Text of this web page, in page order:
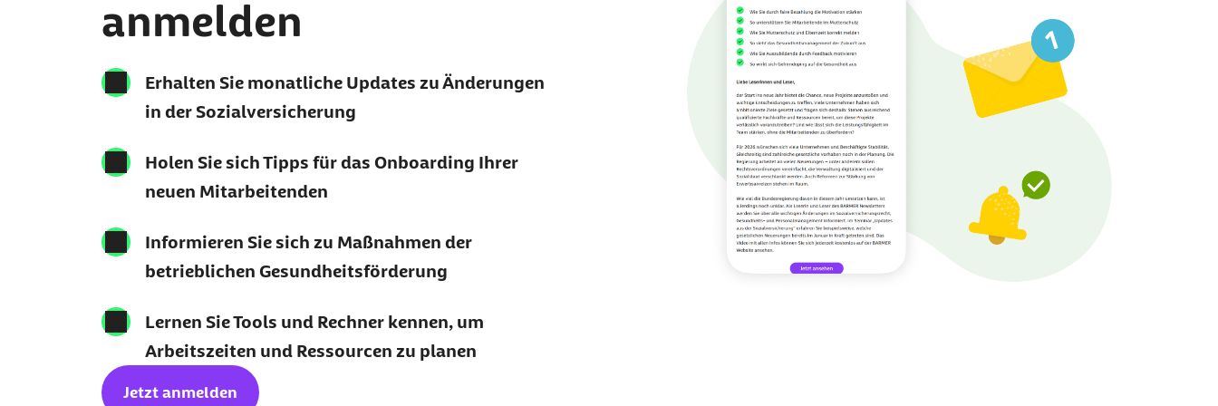
anmelden
Erhalten Sie monatliche Updates zu Änderungen
in der Sozialversicherung
Holen Sie sich Tipps für das Onboarding Ihrer
neuen Mitarbeitenden
Informieren Sie sich zu Maßnahmen der
betrieblichen Gesundheitsförderung
Lernen Sie Tools und Rechner kennen, um
Arbeitszeiten und Ressourcen zu planen
Jetzt anmelden